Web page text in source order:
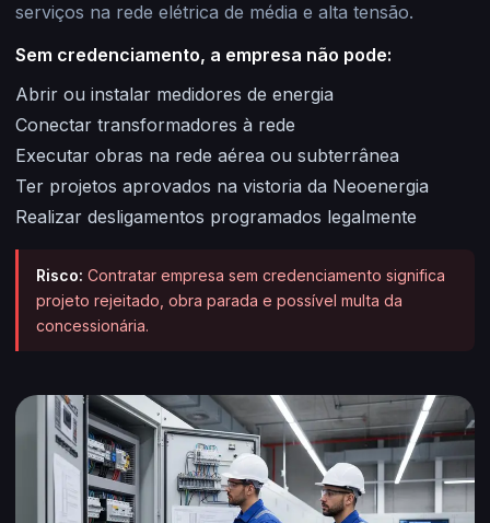
serviços na rede elétrica de média e alta tensão.
Sem credenciamento, a empresa não pode:
Abrir ou instalar medidores de energia
Conectar transformadores à rede
Executar obras na rede aérea ou subterrânea
Ter projetos aprovados na vistoria da Neoenergia
Realizar desligamentos programados legalmente
Risco: Contratar empresa sem credenciamento significa
projeto rejeitado, obra parada e possível multa da
concessionária.